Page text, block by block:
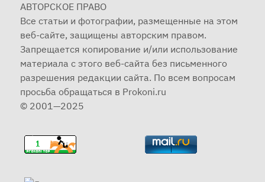
АВТОРСКОЕ ПРАВО
Все статьи и фотографии, размещенные на этом
веб-сайте, защищены авторским правом.
Запрещается копирование и/или использование
материала с этого веб-сайта без письменного
разрешения редакции сайта. По всем вопросам
просьба обращаться в Prokoni.ru
© 2001—2025